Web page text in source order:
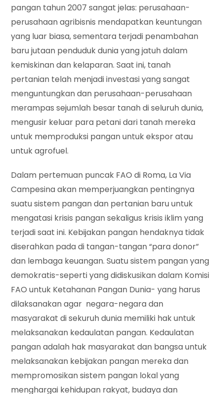
pangan tahun 2007 sangat jelas: perusahaan-
perusahaan agribisnis mendapatkan keuntungan
yang luar biasa, sementara terjadi penambahan
baru jutaan penduduk dunia yang jatuh dalam
kemiskinan dan kelaparan. Saat ini, tanah
pertanian telah menjadi investasi yang sangat
menguntungkan dan perusahaan-perusahaan
merampas sejumlah besar tanah di seluruh dunia,
mengusir keluar para petani dari tanah mereka
untuk memproduksi pangan untuk ekspor atau
untuk agrofuel.
Dalam pertemuan puncak FAO di Roma, La Via
Campesina akan memperjuangkan pentingnya
suatu sistem pangan dan pertanian baru untuk
mengatasi krisis pangan sekaligus krisis iklim yang
terjadi saat ini. Kebijakan pangan hendaknya tidak
diserahkan pada di tangan-tangan “para donor”
dan lembaga keuangan. Suatu sistem pangan yang
demokratis-seperti yang didiskusikan dalam Komisi
FAO untuk Ketahanan Pangan Dunia- yang harus
dilaksanakan agar negara-negara dan
masyarakat di sekuruh dunia memiliki hak untuk
melaksanakan kedaulatan pangan. Kedaulatan
pangan adalah hak masyarakat dan bangsa untuk
melaksanakan kebijakan pangan mereka dan
mempromosikan sistem pangan lokal yang
menghargai kehidupan rakyat, budaya dan